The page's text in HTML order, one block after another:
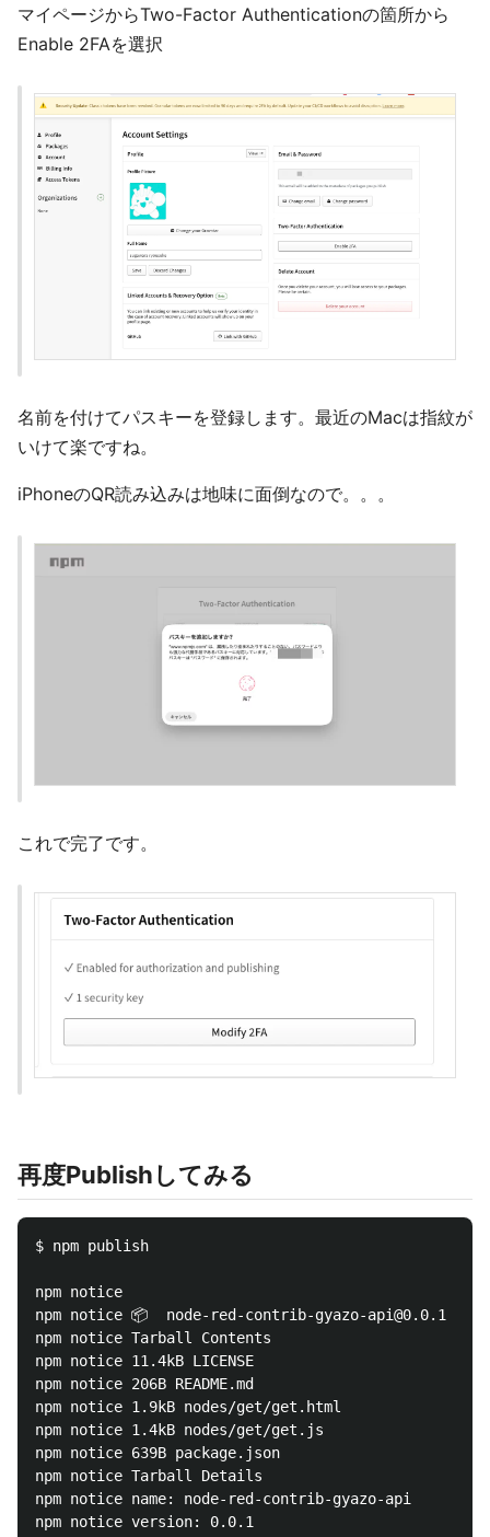
マイページからTwo-Factor Authenticationの箇所から
Enable 2FAを選択
名前を付けてパスキーを登録します。最近のMacは指紋が
いけて楽ですね。
iPhoneのQR読み込みは地味に面倒なので。。。
これで完了です。
再度Publishしてみる
$ npm publish
npm notice
npm notice 📦  node-red-contrib-gyazo-api@0.0.1
npm notice Tarball Contents
npm notice 11.4kB LICENSE
npm notice 206B README.md
npm notice 1.9kB nodes/get/get.html
npm notice 1.4kB nodes/get/get.js
npm notice 639B package.json
npm notice Tarball Details
npm notice name: node-red-contrib-gyazo-api
npm notice version: 0.0.1